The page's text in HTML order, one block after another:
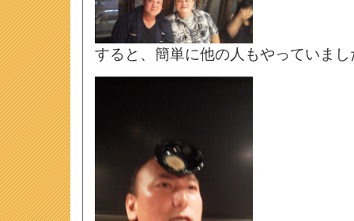
すると、簡単に他の人もやっていまし